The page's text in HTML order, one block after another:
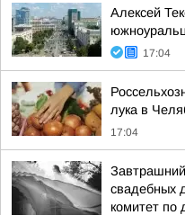
Алексей
17:04
лука в
17:04
свадебных
комитет по